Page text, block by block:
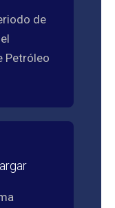
de
Petróleo